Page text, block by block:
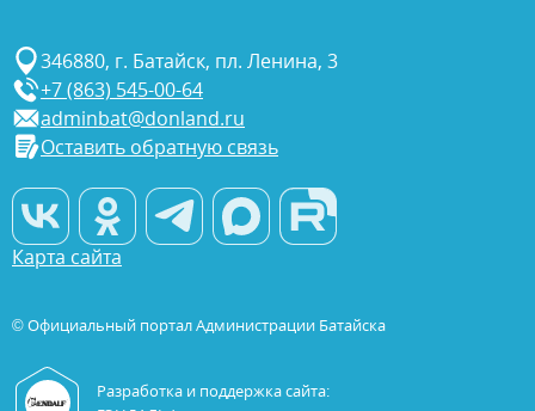
346880, г. Батайск, пл. Ленина, 3
+7 (863) 545-00-64
adminbat@donland.ru
Оставить обратную связь
Карта сайта
© Официальный портал Администрации Батайска
Разработка и поддержка сайта: